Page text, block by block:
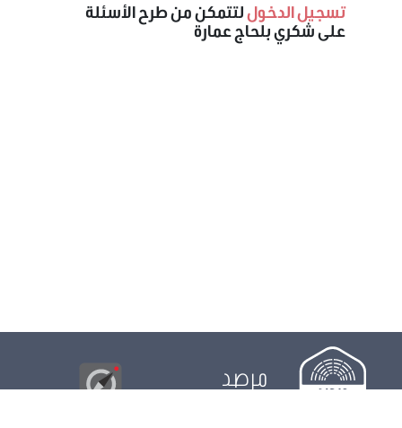
تسجيل الدخوللتتمكن من طرح الأسئلة
على شكري بلحاج عمارة
مرصد